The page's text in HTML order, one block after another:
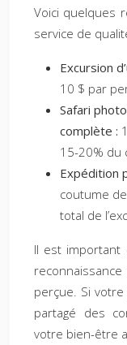
Voici quelques
service de
Excursion
10 $ par
Safari
complète :
15-20% du
Expédition
coutume
total de
Il est
perçue. Si
partagé des
votre bien-être